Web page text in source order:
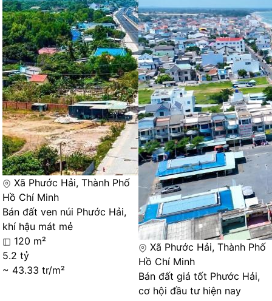
Xã Phước Hải, Thành Phố
Hồ Chí Minh
Bán đất ven núi Phước Hải,
khí hậu mát mẻ
120 m²
5.2 tỷ
~ 43.33 tr/m²
Xã Phước Hải, Thành Phố
Hồ Chí Minh
Bán đất giá tốt Phước Hải,
cơ hội đầu tư hiện nay